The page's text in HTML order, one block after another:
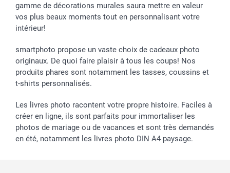
Chèque Cadeau
Investor Relations
B2B smartbusiness
Droit de rétractation
Mariage
Fête d'anniversaire
Collection naissance
Tous les évènements
Modes de Paiement
Identifiez-vous
Plan du site
Statut de ma commande
smarfriends
smartgarantie
smartbonus
gamme de décorations murales saura mettre en valeur
vos plus beaux moments tout en personnalisant votre
intérieur!
smartphoto propose un vaste choix de cadeaux photo
originaux. De quoi faire plaisir à tous les coups! Nos
produits phares sont notamment les tasses, coussins et
t-shirts personnalisés.
Les livres photo racontent votre propre histoire. Faciles à
créer en ligne, ils sont parfaits pour immortaliser les
photos de mariage ou de vacances et sont très demandés
en été, notamment les livres photo DIN A4 paysage.